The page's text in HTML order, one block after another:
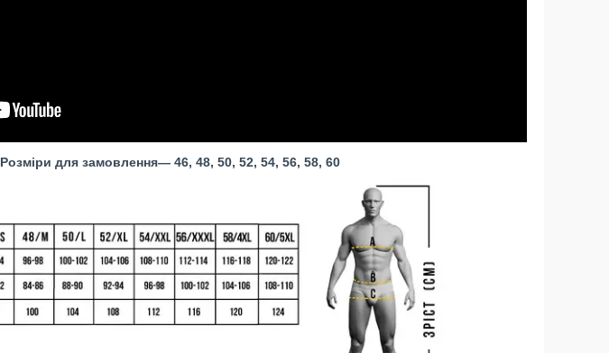
Розміри для замовлення― 46, 48, 50, 52, 54, 56, 58, 60